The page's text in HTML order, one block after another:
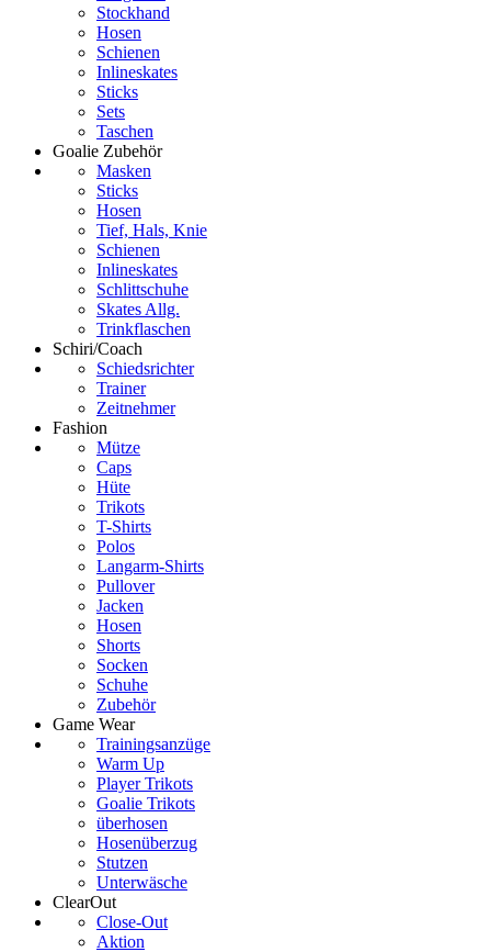
Stockhand
Hosen
Schienen
Inlineskates
Sticks
Sets
Taschen
Goalie Zubehör
Masken
Sticks
Hosen
Tief, Hals, Knie
Schienen
Inlineskates
Schlittschuhe
Skates Allg.
Trinkflaschen
Schiri/Coach
Schiedsrichter
Trainer
Zeitnehmer
Fashion
Mütze
Caps
Hüte
Trikots
T-Shirts
Polos
Langarm-Shirts
Pullover
Jacken
Hosen
Shorts
Socken
Schuhe
Zubehör
Game Wear
Trainingsanzüge
Warm Up
Player Trikots
Goalie Trikots
überhosen
Hosenüberzug
Stutzen
Unterwäsche
ClearOut
Close-Out
Aktion